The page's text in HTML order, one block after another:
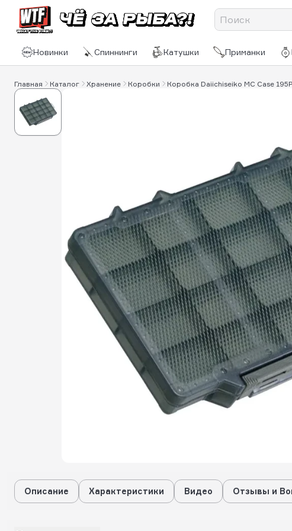
Новинки Спиннинги Катушки Приманки
Главная Каталог Хранение Коробки Коробка Daiichiseiko MC Case 195P
Описание Характеристики Видео Отзывы и